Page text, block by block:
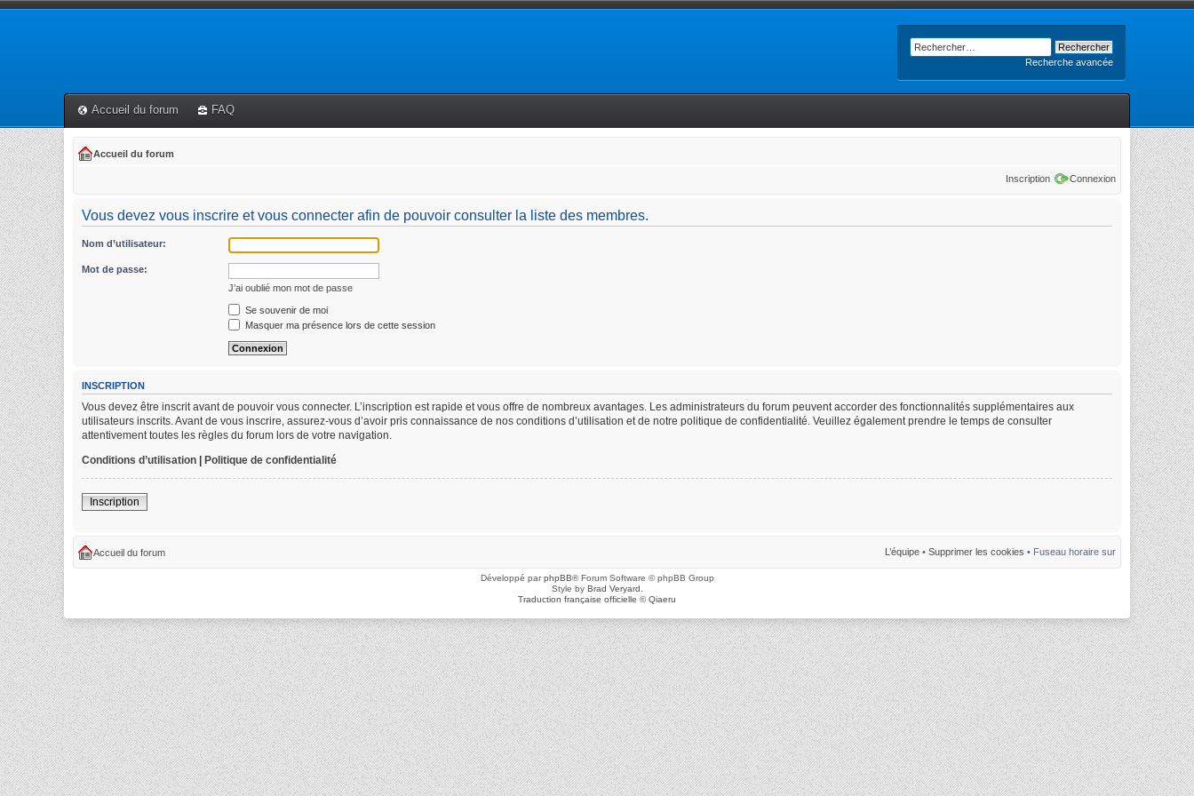
Recherche avancée
Accueil du forum FAQ
Accueil du forum
Inscription Connexion
Vous devez vous inscrire et vous connecter afin de pouvoir consulter la liste des membres.
Nom d’utilisateur:
Mot de passe:
J’ai oublié mon mot de passe
Se souvenir de moi
Masquer ma présence lors de cette session
INSCRIPTION
Vous devez être inscrit avant de pouvoir vous connecter. L’inscription est rapide et vous offre de nombreux avantages. Les administrateurs du forum peuvent accorder des fonctionnalités supplémentaires aux
utilisateurs inscrits. Avant de vous inscrire, assurez-vous d’avoir pris connaissance de nos conditions d’utilisation et de notre politique de confidentialité. Veuillez également prendre le temps de consulter
attentivement toutes les règles du forum lors de votre navigation.
Conditions d’utilisation | Politique de confidentialité
Inscription
Accueil du forum L’équipe • Supprimer les cookies • Fuseau horaire sur
Développé parphpBB® Forum Software © phpBB Group
Style by Brad Veryard
Traduction française officielle ©Qiaeru